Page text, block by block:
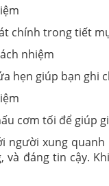
chính trong tiết
nhiệm
hẹn giúp bạn ghi
cơm tối để giúp
người xung
đáng tin cậy.